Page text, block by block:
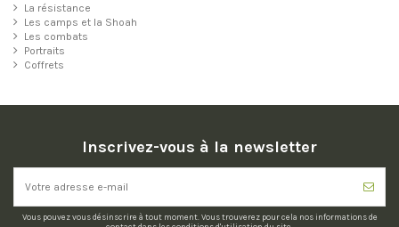
La résistance
Les camps et la Shoah
Les combats
Portraits
Coffrets
Inscrivez-vous à la newsletter
Vous pouvez vous désinscrire à tout moment. Vous trouverez pour cela nos informations de